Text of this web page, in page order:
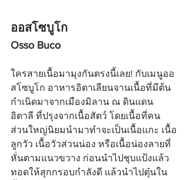
ออสโซบูโก
Osso Buco
ใครสายเนื้อมามุงกันตรงนี้เลย! กับเมนูออ
สโซบูโก อาหารอิตาเลียนจานเนื้อที่มีต้น
กำเนิดมาจากเมืองมิลาน ณ ดินแดน
อิตาลี ที่ปรุงจากเนื้อสัตว์ โดยเนื้อที่คน
ส่วนใหญ่นิยมนำมาทำจะเป็นเนื้อแกะ เนื้อ
ลูกวัว เนื้อวัวส่วนน่อง หรือเนื้อน่องลายที่
หั่นตามแนวขวาง ก่อนนำไปชุบแป้งแล้ว
ทอดให้สุกกรอบกำลังดี แล้วนำไปตุ๋นใน